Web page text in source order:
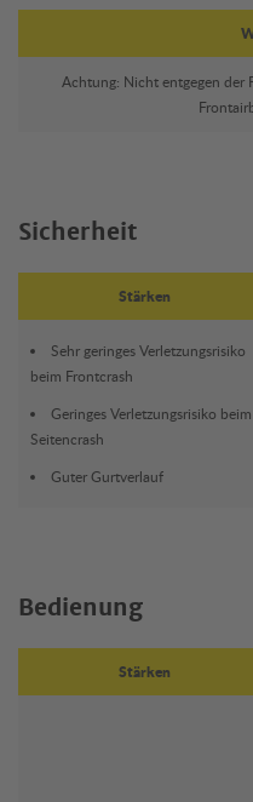
Achtung: Nicht entgegen der
Sicherheit
Stärken
Sehr geringes Verletzungsrisiko
beim Frontcrash
Geringes Verletzungsrisiko beim
Seitencrash
Guter Gurtverlauf
Bedienung
Stärken